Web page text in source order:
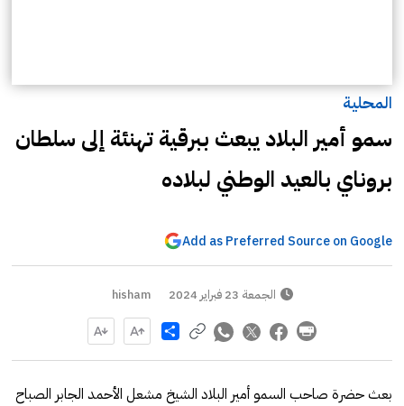
المحلية
سمو أمير البلاد يبعث ببرقية تهنئة إلى سلطان
بروناي بالعيد الوطني لبلاده
Add as Preferred Source on Google
الجمعة 23 فبراير 2024 hisham
Share
بعث حضرة صاحب السمو أمير البلاد الشيخ مشعل الأحمد الجابر الصباح